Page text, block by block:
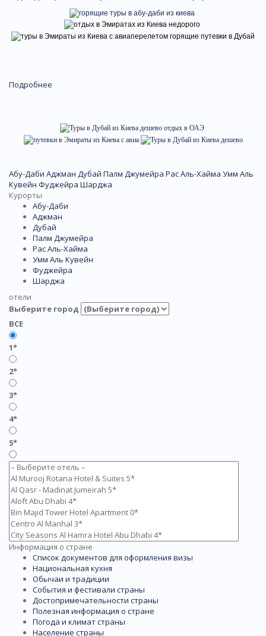
Подробнее
Абу-Даби Аджман Дубай Палм Джумейра Рас Аль-Хайма Умм Аль
Кувейн Фуджейра Шарджа
Курорты
Абу-Даби
Аджман
Дубай
Палм Джумейра
Рас Аль-Хайма
Умм Аль Кувейн
Фуджейра
Шарджа
отели
Выберите город
ВСЕ
1*
2*
3*
4*
5*
Информация о стране
Список документов для оформления визы
Национальная кухня
Обычаи и традиции
События и фестивали страны
Достопримечательности страны
Полезная информация о стране
Погода и климат страны
Население страны